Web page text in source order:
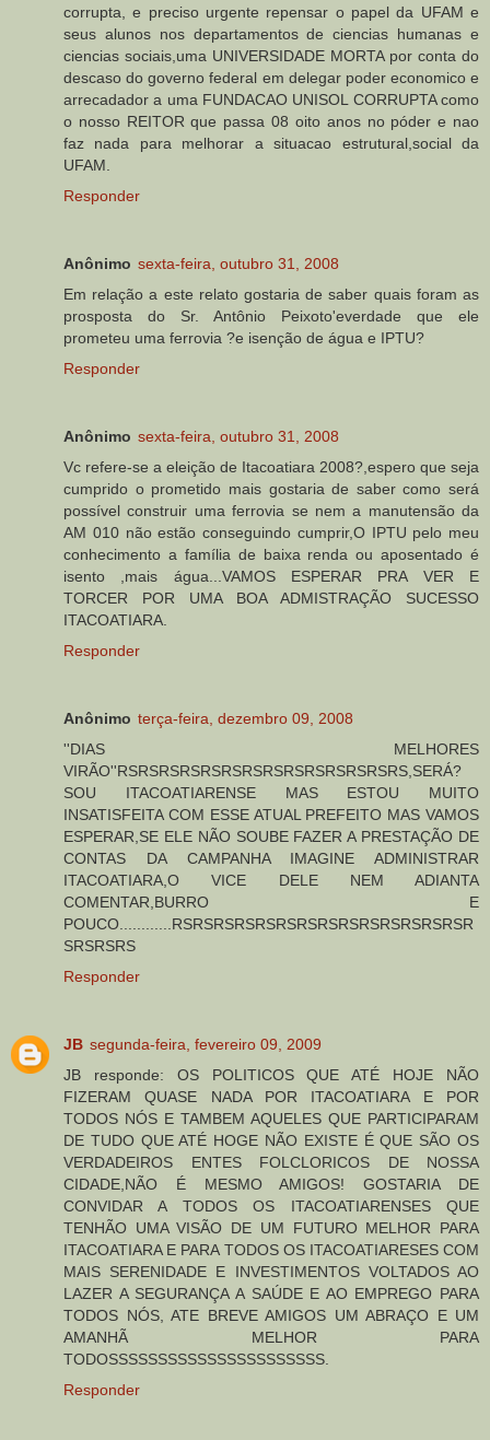
corrupta, e preciso urgente repensar o papel da UFAM e
seus alunos nos departamentos de ciencias humanas e
ciencias sociais,uma UNIVERSIDADE MORTA por conta do
descaso do governo federal em delegar poder economico e
arrecadador a uma FUNDACAO UNISOL CORRUPTA como
o nosso REITOR que passa 08 oito anos no póder e nao
faz nada para melhorar a situacao estrutural,social da
UFAM.
Responder
Anônimo sexta-feira, outubro 31, 2008
Em relação a este relato gostaria de saber quais foram as
prosposta do Sr. Antônio Peixoto'everdade que ele
prometeu uma ferrovia ?e isenção de água e IPTU?
Responder
Anônimo sexta-feira, outubro 31, 2008
Vc refere-se a eleição de Itacoatiara 2008?,espero que seja
cumprido o prometido mais gostaria de saber como será
possível construir uma ferrovia se nem a manutensão da
AM 010 não estão conseguindo cumprir,O IPTU pelo meu
conhecimento a família de baixa renda ou aposentado é
isento ,mais água...VAMOS ESPERAR PRA VER E
TORCER POR UMA BOA ADMISTRAÇÃO SUCESSO
ITACOATIARA.
Responder
Anônimo terça-feira, dezembro 09, 2008
''DIAS MELHORES
VIRÃO''RSRSRSRSRSRSRSRSRSRSRSRSRSRS,SERÁ?
SOU ITACOATIARENSE MAS ESTOU MUITO
INSATISFEITA COM ESSE ATUAL PREFEITO MAS VAMOS
ESPERAR,SE ELE NÃO SOUBE FAZER A PRESTAÇÃO DE
CONTAS DA CAMPANHA IMAGINE ADMINISTRAR
ITACOATIARA,O VICE DELE NEM ADIANTA
COMENTAR,BURRO E
POUCO............RSRSRSRSRSRSRSRSRSRSRSRSRSRSR
SRSRSRS
Responder
JB segunda-feira, fevereiro 09, 2009
JB responde: OS POLITICOS QUE ATÉ HOJE NÃO
FIZERAM QUASE NADA POR ITACOATIARA E POR
TODOS NÓS E TAMBEM AQUELES QUE PARTICIPARAM
DE TUDO QUE ATÉ HOGE NÃO EXISTE É QUE SÃO OS
VERDADEIROS ENTES FOLCLORICOS DE NOSSA
CIDADE,NÃO É MESMO AMIGOS! GOSTARIA DE
CONVIDAR A TODOS OS ITACOATIARENSES QUE
TENHÃO UMA VISÃO DE UM FUTURO MELHOR PARA
ITACOATIARA E PARA TODOS OS ITACOATIARESES COM
MAIS SERENIDADE E INVESTIMENTOS VOLTADOS AO
LAZER A SEGURANÇA A SAÚDE E AO EMPREGO PARA
TODOS NÓS, ATE BREVE AMIGOS UM ABRAÇO E UM
AMANHÃ MELHOR PARA
TODOSSSSSSSSSSSSSSSSSSSSSS.
Responder